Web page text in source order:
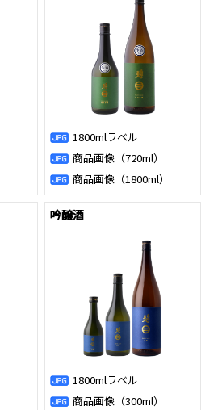
1800mlラベル
商品画像（720ml）
商品画像（1800ml）
吟醸酒
1800mlラベル
商品画像（300ml）